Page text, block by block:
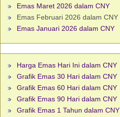
Emas Maret 2026 dalam CNY
Emas Februari 2026 dalam CNY
Emas Januari 2026 dalam CNY
Harga Emas Hari Ini dalam CNY
Grafik Emas 30 Hari dalam CNY
Grafik Emas 60 Hari dalam CNY
Grafik Emas 90 Hari dalam CNY
Grafik Emas 1 Tahun dalam CNY